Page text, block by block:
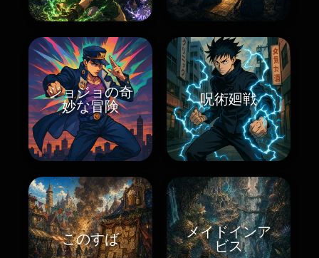
ジョジョの奇
妙な冒険
呪術廻戦
このすば
メイドインア
ビス